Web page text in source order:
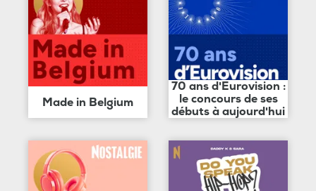
Made in Belgium
70 ans d'Eurovision :
le concours de ses
débuts à aujourd'hui